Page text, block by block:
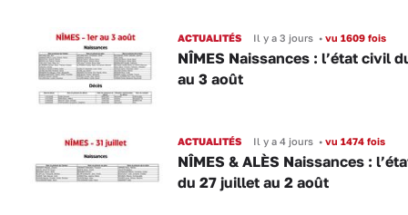
ACTUALITÉS Il y a 3 jours •vu 1609 fois
NÎMES Naissances : l’état civil
au 3 août
ACTUALITÉS Il y a 4 jours •vu 1474 fois
NÎMES & ALÈS Naissances :
du 27 juillet au 2 août